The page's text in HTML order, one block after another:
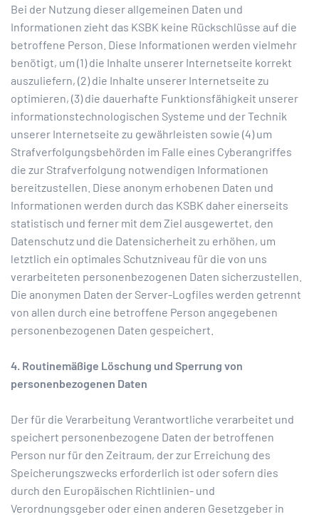
Bei der Nutzung dieser allgemeinen Daten und
Informationen zieht das KSBK keine Rückschlüsse auf die
betroffene Person. Diese Informationen werden vielmehr
benötigt, um (1) die Inhalte unserer Internetseite korrekt
auszuliefern, (2) die Inhalte unserer Internetseite zu
optimieren, (3) die dauerhafte Funktionsfähigkeit unserer
informationstechnologischen Systeme und der Technik
unserer Internetseite zu gewährleisten sowie (4) um
Strafverfolgungsbehörden im Falle eines Cyberangriffes
die zur Strafverfolgung notwendigen Informationen
bereitzustellen. Diese anonym erhobenen Daten und
Informationen werden durch das KSBK daher einerseits
statistisch und ferner mit dem Ziel ausgewertet, den
Datenschutz und die Datensicherheit zu erhöhen, um
letztlich ein optimales Schutzniveau für die von uns
verarbeiteten personenbezogenen Daten sicherzustellen.
Die anonymen Daten der Server-Logfiles werden getrennt
von allen durch eine betroffene Person angegebenen
personenbezogenen Daten gespeichert.
4. Routinemäßige Löschung und Sperrung von
personenbezogenen Daten
Der für die Verarbeitung Verantwortliche verarbeitet und
speichert personenbezogene Daten der betroffenen
Person nur für den Zeitraum, der zur Erreichung des
Speicherungszwecks erforderlich ist oder sofern dies
durch den Europäischen Richtlinien- und
Verordnungsgeber oder einen anderen Gesetzgeber in